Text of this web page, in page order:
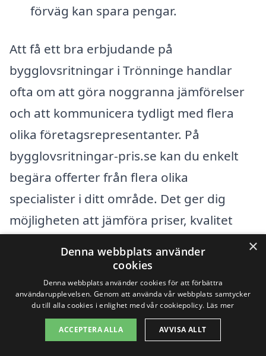
förväg kan spara pengar.
Att få ett bra erbjudande på
bygglovsritningar i Trönninge handlar
ofta om att göra noggranna jämförelser
och att kommunicera tydligt med flera
olika företagsrepresentanter. På
bygglovsritningar-pris.se kan du enkelt
begära offerter från flera olika
specialister i ditt område. Det ger dig
möjligheten att jämföra priser, kvalitet
mycket arbete själv. Genom att fylla i dina
uppgifter kommer du att få förslag som
bäst passar dina behov och budget.
Sammanfattningsvis är det flera faktorer
×
Denna webbplats använder
cookies
Denna webbplats använder cookies för att förbättra
användarupplevelsen. Genom att använda vår webbplats samtycker
du till alla cookies i enlighet med vår cookiepolicy. Läs mer
ACCEPTERA ALLA AVVISA ALLT